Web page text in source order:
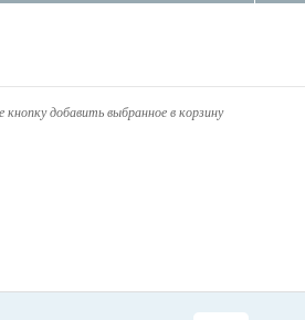
добавить выбранное в корзину